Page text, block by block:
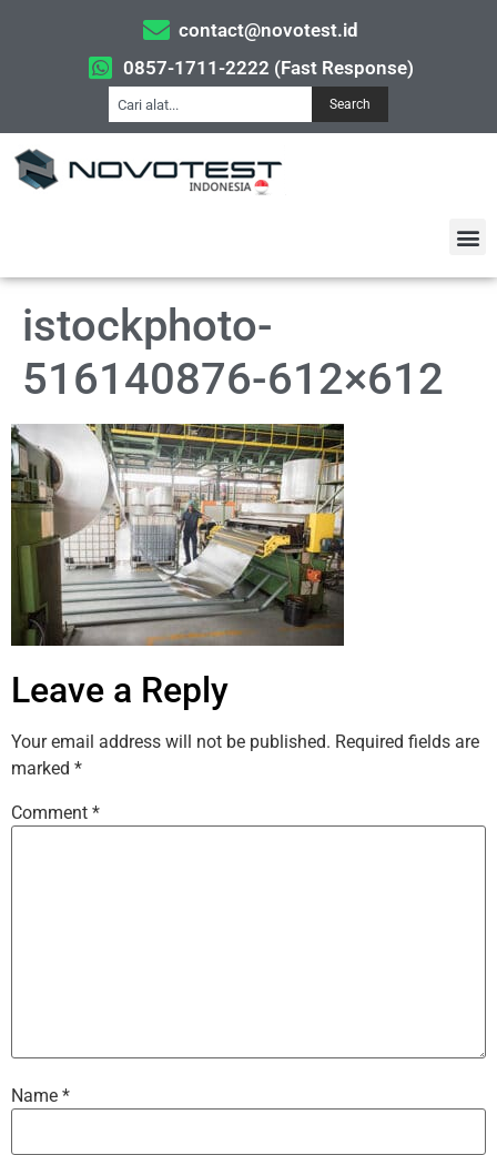
contact@novotest.id
0857-1711-2222 (Fast Response)
Search
istockphoto-
516140876-612×612
Leave a Reply
Your email address will not be published. Required fields are
marked *
Comment *
Name *